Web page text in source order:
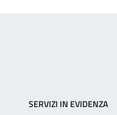
SERVIZI IN EVIDENZA